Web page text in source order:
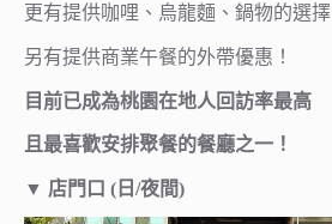
更有提供咖哩、烏龍麵、鍋物的選擇
另有提供商業午餐的外帶優惠！
目前已成為桃園在地人回訪率最高
且最喜歡安排聚餐的餐廳之一！
▼ 店門口 (日/夜間)